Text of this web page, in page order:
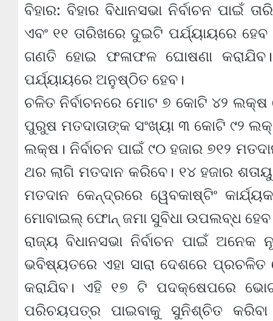
ବିହାର: ବିହାର ବିଧାନସଭା ନିର୍ବାଚନ ପାଇଁ
ଏବଂ ୧୧ ତାରିଖରେ ଦୁଇଟି ପର୍ଯ୍ୟାୟରେ ହେବ
ଗଣତି ହୋଇ ଫଳାଫଳ ଘୋଷଣା
ପର୍ଯ୍ୟାୟରେ ଅନୁଷ୍ଠିତ ହେବ।
ଚଳିତ ନିର୍ବାଚନରେ ମୋଟ ୭ କୋଟି ୪୨
ପୁରୁଷ ମତଦାତାଙ୍କ ସଂଖ୍ୟା ୩ କୋଟି ୯୨
ଲକ୍ଷ। ନିର୍ବାଚନ ପାଇଁ ୯୦ ହଜାର ୭୧୨
ଥର ଲାଗି ମତଦାନ କରିବେ। ୧୪ ହଜାର
ମତଦାନ କେନ୍ଦ୍ରରେ ୱେବକାଷ୍ଟିଂ
ମୋବାଇଲ୍ ଫୋନ୍ ଜମା ସୁବିଧା ଉପଲବ୍ଧ
ରାଜ୍ୟ ବିଧାନସଭା ନିର୍ବାଚନ ପାଇଁ ଅନେକ
ଭବିଷ୍ୟତରେ ଏହା ସାରା ଦେଶରେ
କରାଯିବ। ଏହି ୧୭ ଟି ପଦକ୍ଷେପରେ
ପରିଚୟପତ୍ର ପାଇବାକୁ ସୁନିଶ୍ଚିତ